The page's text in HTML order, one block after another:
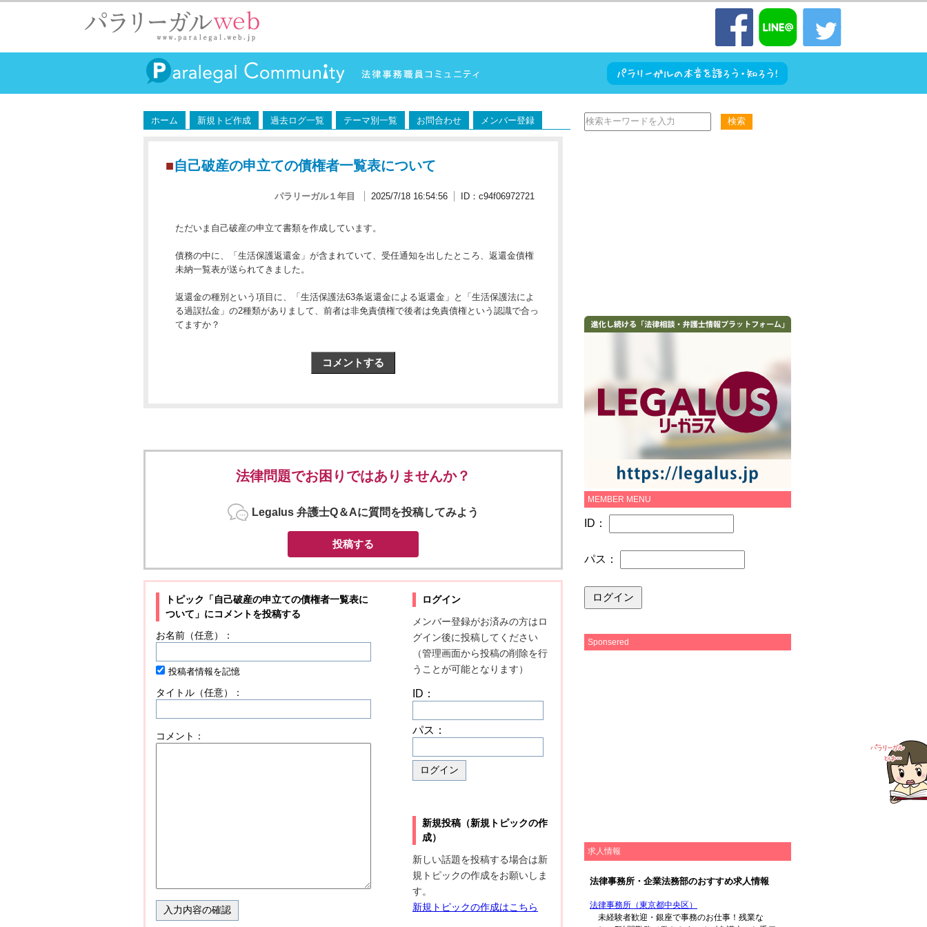
ホーム 新規トピ作成 過去ログ一覧 テーマ別一覧 お問合わせ メンバー登録
■自己破産の申立ての債権者一覧表について
パラリーガル１年目 2025/7/18 16:54:56 ID：c94f06972721
ただいま自己破産の申立て書類を作成しています。
債務の中に、「生活保護返還金」が含まれていて、受任通知を出したところ、返還金債権
未納一覧表が送られてきました。
返還金の種別という項目に、「生活保護法63条返還金による返還金」と「生活保護法によ
る過誤払金」の2種類がありまして、前者は非免責債権で後者は免責債権という認識で合っ
てますか？
コメントする
法律問題でお困りではありませんか？
Legalus 弁護士Q＆Aに質問を投稿してみよう
投稿する
トピック「自己破産の申立ての債権者一覧表に
ついて」にコメントを投稿する
お名前（任意）：
投稿者情報を記憶
タイトル（任意）：
コメント：
ログイン
メンバー登録がお済みの方はロ
グイン後に投稿してください
（管理画面から投稿の削除を行
うことが可能となります）
ID：
パス：
新規投稿（新規トピックの作
成）
新しい話題を投稿する場合は新
規トピックの作成をお願いしま
す。
新規トピックの作成はこちら
MEMBER MENU
ID：
パス：
Sponsered
求人情報